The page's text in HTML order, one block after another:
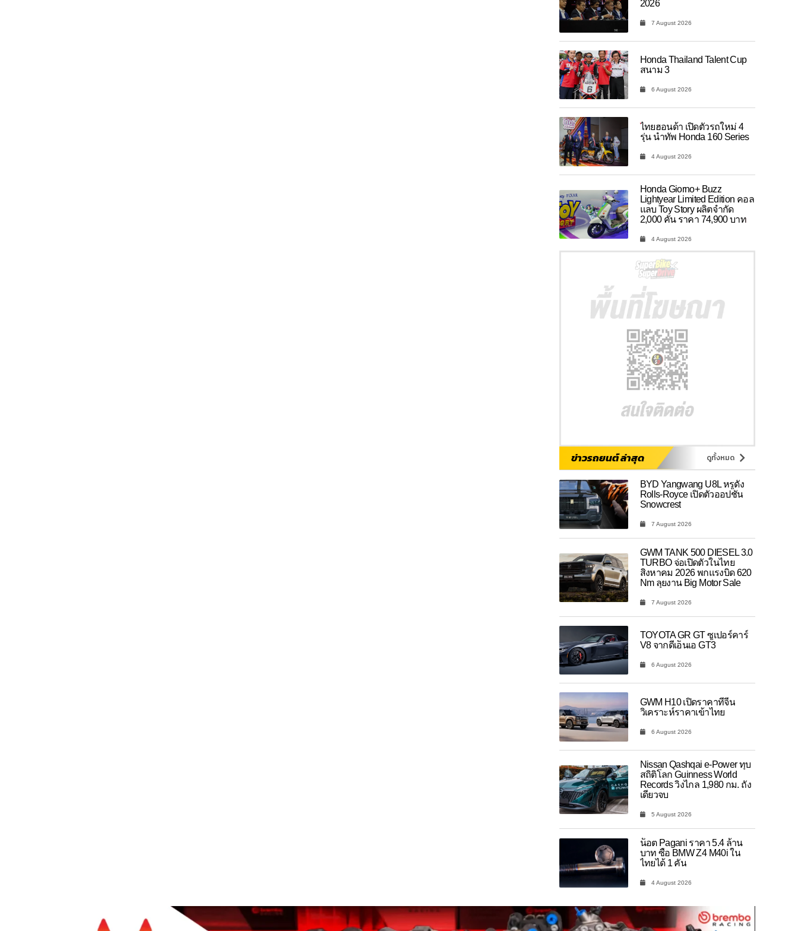
2026
7 August 2026
Honda Thailand Talent Cup
สนาม 3
6 August 2026
ไทยฮอนด้า เปิดตัวรถใหม่ 4
รุ่น นำทัพ Honda 160 Series
4 August 2026
Honda Giorno+ Buzz
Lightyear Limited Edition คอล
แลบ Toy Story ผลิตจำกัด
2,000 คัน ราคา 74,900 บาท
4 August 2026
ข่าวรถยนต์ ล่าสุด ดูทั้งหมด
BYD Yangwang U8L หรูดั่ง
Rolls-Royce เปิดตัวออปชัน
Snowcrest
7 August 2026
GWM TANK 500 DIESEL 3.0
TURBO จ่อเปิดตัวในไทย
สิงหาคม 2026 พกแรงบิด 620
Nm ลุยงาน Big Motor Sale
7 August 2026
TOYOTA GR GT ซูเปอร์คาร์
V8 จากดีเอ็นเอ GT3
6 August 2026
GWM H10 เปิดราคาที่จีน
วิเคราะห์ราคาเข้าไทย
6 August 2026
Nissan Qashqai e-Power ทุบ
สถิติโลก Guinness World
Records วิ่งไกล 1,980 กม. ถัง
เดียวจบ
5 August 2026
น็อต Pagani ราคา 5.4 ล้าน
บาท ซื้อ BMW Z4 M40i ใน
ไทยได้ 1 คัน
4 August 2026